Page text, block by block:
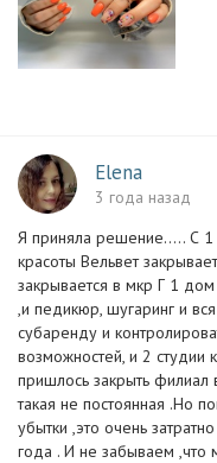
Elena
3 года назад
Я приняла решение..... С
красоты Вельвет
закрывается в мкр Г 1
,и педикюр, шугаринг и
субаренду и
возможностей, и 2
пришлось закрыть филиал
такая не постоянная .Но
убытки ,это очень
года . И не забываем ,что